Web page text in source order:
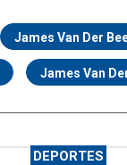
James Van Der
James Van
DEPORTES